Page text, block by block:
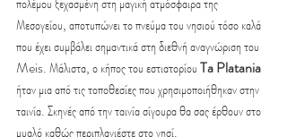
Μεσογείου, αποτυπώνει το πνεύμα του νησιού τόσο καλά
που έχει συμβάλει σημαντικά στη διεθνή αναγνώριση του
Meis. Μάλιστα, ο κήπος του εστιατορίου Ta Platania
ήταν μια από τις τοποθεσίες που χρησιμοποιήθηκαν στην
ταινία. Σκηνές από την ταινία σίγουρα θα σας έρθουν στο
μυαλό καθώς περιπλανιέστε στο νησί.